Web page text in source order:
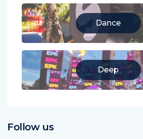
Dance
Deep